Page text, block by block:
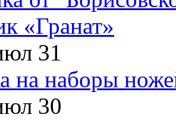
«Гранат»
31
на наборы
30